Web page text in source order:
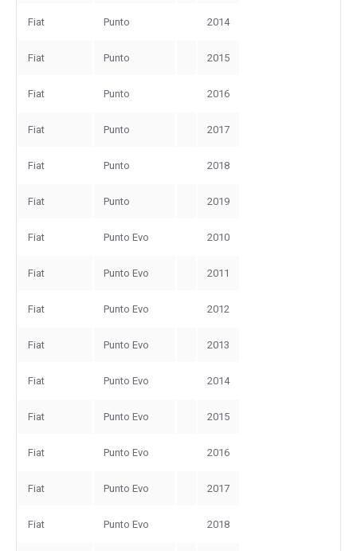
Fiat Punto 2014
Fiat Punto 2015
Fiat Punto 2016
Fiat Punto 2017
Fiat Punto 2018
Fiat Punto 2019
Fiat Punto Evo 2010
Fiat Punto Evo 2011
Fiat Punto Evo 2012
Fiat Punto Evo 2013
Fiat Punto Evo 2014
Fiat Punto Evo 2015
Fiat Punto Evo 2016
Fiat Punto Evo 2017
Fiat Punto Evo 2018